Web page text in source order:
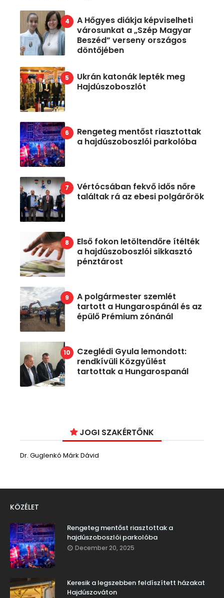
A Hőgyes diákja képviselheti
városunkat a „Szép Magyar
Beszéd” verseny országos
döntőjében
Ukrán katonák lepték meg
Hajdúszoboszlót
Rengeteg mentőst riasztottak
a hajdúszoboszlói parkolóba
Vértócsában fekvő idős nőre
találtak rá az ebesi polgárőrök
Első fokon letöltendőre ítélték
a hajdúszoboszlói sikkasztó
pénztárost
A polgármester szemlét
tartott a Hungarospánál és az
épülő Prémium zónánál
Czeglédi Gyula lemondott:
rendkívüli Közgyűlést
tartottak a Hungarospanál
JOGI SZAKÉRTŐNK
Dr. Guglenkó Márk Dávid
KÖZÉLET
Rengeteg mentőst riasztottak a
hajdúszoboszlói parkolóba
December 20, 2025
Keresik a legszebben feldíszített házakat
Hajdúszováton